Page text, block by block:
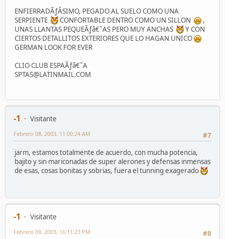
ENFIERRADÃƒÂSIMO, PEGADO AL SUELO COMO UNA
SERPIENTE
CONFORTABLE DENTRO COMO UN SILLON
,
UNAS LLANTAS PEQUEÃƒâ€˜AS PERO MUY ANCHAS
Y CON
CIERTOS DETALLITOS EXTERIORES QUE LO HAGAN UNICO
GERMAN LOOK FOR EVER
CLIO CLUB ESPAÃƒâ€˜A
SPTAS@LATINMAIL.COM
-1
Visitante
#7
Febrero 08, 2003, 11:00:24 AM
jarm, estamos totalmente de acuerdo, con mucha potencia,
bajito y sin mariconadas de super alerones y defensas inmensas
de esas, cosas bonitas y sobrias, fuera el tunning exagerado
-1
Visitante
#8
Febrero 09, 2003, 16:11:23 PM